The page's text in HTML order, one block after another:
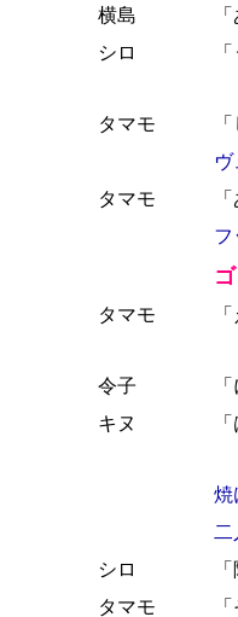
横島
シロ
タマモ
タマモ
タマモ
令子
キヌ
焼
シロ
タマモ